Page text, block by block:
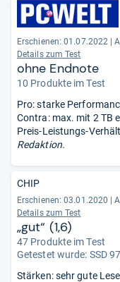
Erschienen: 01.07.2022 |
Details zum Test
ohne Endnote
10 Produkte im Test
Pro: starke
Contra: max. mit 2 TB
Preis-Leistungs-
Redaktion.
CHIP
Erschienen: 03.01.2020 |
Details zum Test
„gut“ (1,6)
47 Produkte im Test
Getestet wurde: SSD
Stärken: sehr gute